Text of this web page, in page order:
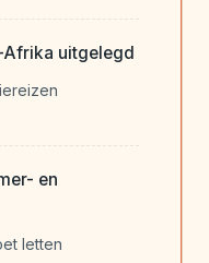
uitgelegd
en
letten